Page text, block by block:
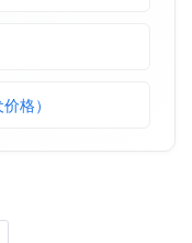
格）